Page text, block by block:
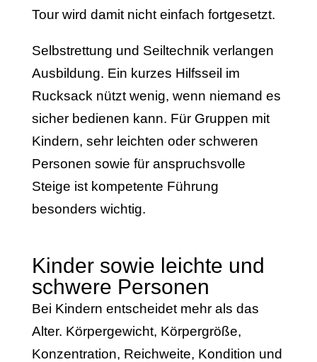
Tour wird damit nicht einfach fortgesetzt.
Selbstrettung und Seiltechnik verlangen
Ausbildung. Ein kurzes Hilfsseil im
Rucksack nützt wenig, wenn niemand es
sicher bedienen kann. Für Gruppen mit
Kindern, sehr leichten oder schweren
Personen sowie für anspruchsvolle
Steige ist kompetente Führung
besonders wichtig.
Kinder sowie leichte und
schwere Personen
Bei Kindern entscheidet mehr als das
Alter. Körpergewicht, Körpergröße,
Konzentration, Reichweite, Kondition und